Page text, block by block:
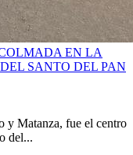
EN LA
SANTO DEL PAN
y Matanza, fue el centro
del...